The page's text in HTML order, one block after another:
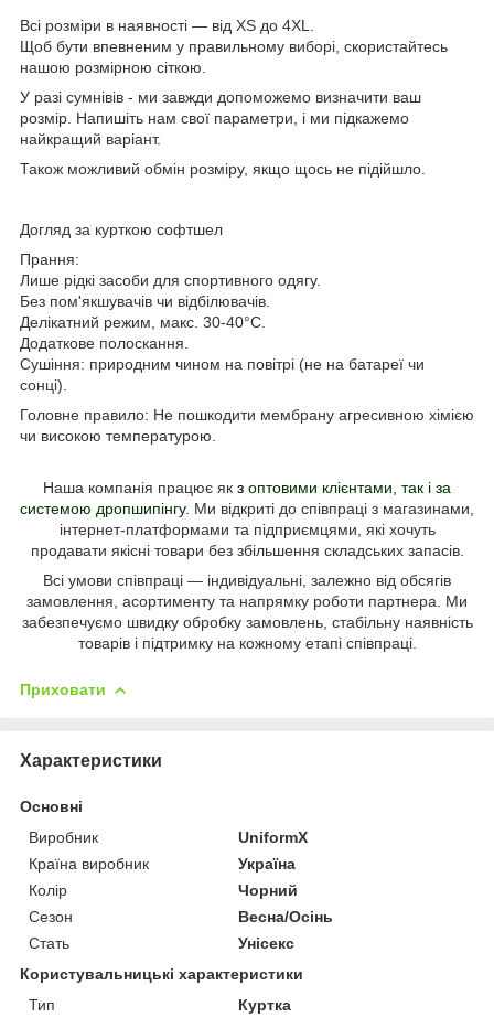
Всі розміри в наявності — від XS до 4XL.
Щоб бути впевненим у правильному виборі, скористайтесь
нашою розмірною сіткою
У разі сумнівів - ми завжди допоможемо визначити ваш
розмір . Напишіть нам свої параметри, і ми підкажемо
найкращий варіант.
Також можливий обмін розміру, якщо щось не підійшло.
Догляд за курткою софтшел
Прання:
Лише рідкі засоби для спортивного одягу.
Без пом'якшувачів чи відбілювачів.
Делікатний режим , макс. 30-40°C.
Додаткове полоскання
Сушіння: природним чином на повітрі (не на батареї чи
сонці).
Головне правило: Не пошкодити мембрану агресивною хімією
чи високою температурою.
Наша компанія працює як з оптовими клієнтами, так і за
системою дропшипінгу. Ми відкриті до співпраці з магазинами,
інтернет-платформами та підприємцями, які хочуть
продавати якісні товари без збільшення складських запасів.
Всі умови співпраці — індивідуальні, залежно від обсягів
замовлення, асортименту та напрямку роботи партнера. Ми
забезпечуємо швидку обробку замовлень, стабільну наявність
товарів і підтримку на кожному етапі співпраці.
Приховати
Характеристики
Основні
Виробник
UniformX
Країна виробник
Україна
Колір
Чорний
Сезон
Весна/Осінь
Стать
Унісекс
Користувальницькі характеристики
Тип
Куртка